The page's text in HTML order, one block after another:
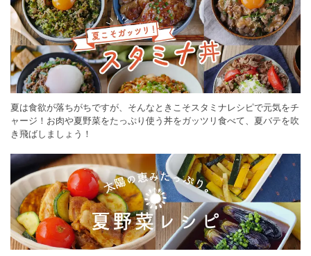
夏は食欲が落ちがちですが、そんなときこそスタミナレシピで元気をチ
ャージ！お肉や夏野菜をたっぷり使う丼をガッツリ食べて、夏バテを吹
き飛ばしましょう！